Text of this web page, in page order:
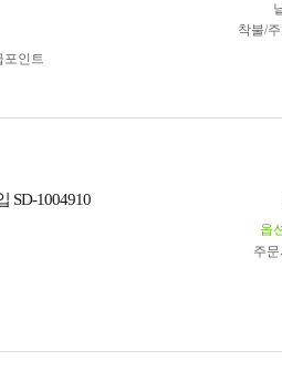
착불/
포인트
SD-1004910
옵
주문